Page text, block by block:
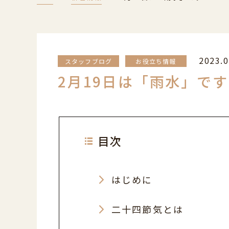
スタッフブログ お役立ち情報
2月19日は「雨水」です
目次
はじめに
二十四節気とは